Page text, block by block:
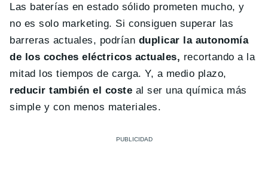
Las baterías en estado sólido prometen mucho, y
no es solo marketing. Si consiguen superar las
barreras actuales, podrían duplicar la autonomía
de los coches eléctricos actuales, recortando a la
mitad los tiempos de carga. Y, a medio plazo,
reducir también el coste al ser una química más
simple y con menos materiales.